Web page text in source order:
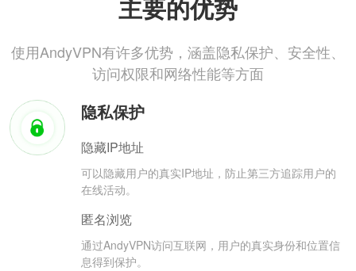
主要的优势
使用AndyVPN有许多优势，涵盖隐私保护、安全性、
访问权限和网络性能等方面
隐私保护
隐藏IP地址
可以隐藏用户的真实IP地址，防止第三方追踪用户的
在线活动。
匿名浏览
通过AndyVPN访问互联网，用户的真实身份和位置信
息得到保护。